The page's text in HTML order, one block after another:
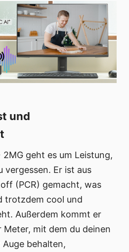
und
2MG geht es um Leistung,
vergessen. Er ist aus
(PCR) gemacht, was
trotzdem cool und
Außerdem kommt er
Meter, mit dem du deinen
behalten,